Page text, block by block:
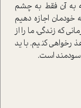
به آن فقط به چشم
خودمان اجازه دهیم
که زندگی، ما را از
کنیم. باید
سودمند است.